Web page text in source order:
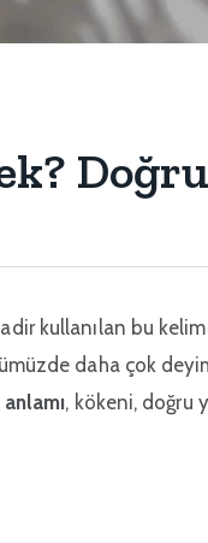
kullanılan bu
daha çok
, kökeni, doğru